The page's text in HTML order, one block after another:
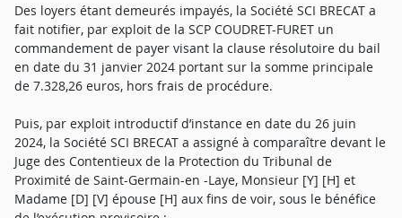
Des loyers étant demeurés impayés, la Société SCI BRECAT a
fait notifier, par exploit de la SCP COUDRET-FURET un
commandement de payer visant la clause résolutoire du bail
en date du 31 janvier 2024 portant sur la somme principale
de 7.328,26 euros, hors frais de procédure.
Puis, par exploit introductif d’instance en date du 26 juin
2024, la Société SCI BRECAT a assigné à comparaître devant le
Juge des Contentieux de la Protection du Tribunal de
Proximité de Saint-Germain-en -Laye, Monsieur [Y] [H] et
Madame [D] [V] épouse [H] aux fins de voir, sous le bénéfice